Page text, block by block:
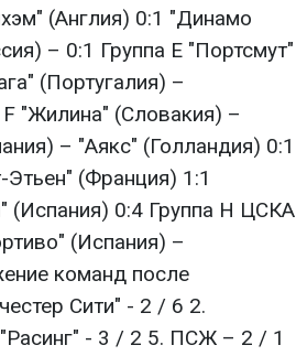
(Англия) 0:1 "Динамо
– 0:1 Группа E "Портсмут"
(Португалия) –
"Жилина" (Словакия) –
– "Аякс" (Голландия) 0:1
Этьен" (Франция) 1:1
(Испания) 0:4 Группа Н ЦСКА
(Испания) –
команд после
Сити" - 2 / 6 2.
- 3 / 2 5. ПСЖ – 2 / 1